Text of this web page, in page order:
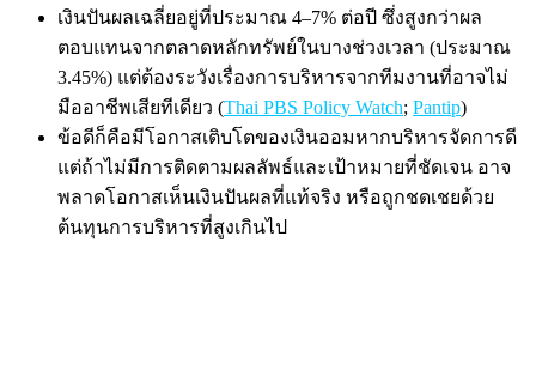
เงินปันผลเฉลี่ยอยู่ที่ประมาณ 4–7% ต่อปี ซึ่งสูงกว่าผล
ตอบแทนจากตลาดหลักทรัพย์ในบางช่วงเวลา (ประมาณ
3.45%) แต่ต้องระวังเรื่องการบริหารจากทีมงานที่อาจไม่
มืออาชีพเสียทีเดียว (Thai PBS Policy Watch; Pantip)
ข้อดีก็คือมีโอกาสเติบโตของเงินออมหากบริหารจัดการดี
แต่ถ้าไม่มีการติดตามผลลัพธ์และเป้าหมายที่ชัดเจน อาจ
พลาดโอกาสเห็นเงินปันผลที่แท้จริง หรือถูกชดเชยด้วย
ต้นทุนการบริหารที่สูงเกินไป